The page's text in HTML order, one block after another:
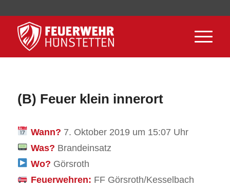
(B) Feuer klein innerort
Wann? 7. Oktober 2019 um 15:07 Uhr
Was? Brandeinsatz
Wo? Görsroth
Feuerwehren: FF Görsroth/Kesselbach